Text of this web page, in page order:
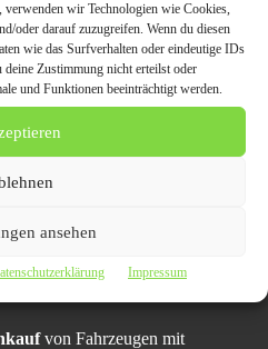
wir Technologien wie Cookies,
oder darauf zuzugreifen. Wenn du diesen
wie das Surfverhalten oder eindeutige IDs
deine Zustimmung nicht erteilst oder
und Funktionen beeinträchtigt werden.
ansehen
Impressum
Fahrzeuge mit
: Das Unternehmen hat
Motorschaden-Fahrzeugen
Getriebeproblemen
Preise auch für Fahrzeuge
in Arnsberg –
von Fahrzeugen mit